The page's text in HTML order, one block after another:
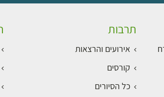
תרבות
אירועים והרצאות
קורסים
כל הסיורים